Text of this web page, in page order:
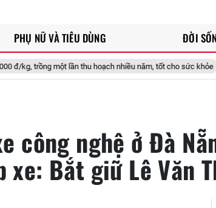
thu hoạch nhiều năm, tốt cho sức khỏe Về già
PHỤ NỮ VÀ TIÊU DÙNG ĐỜI
công nghệ ở Đà
xe: Bắt giữ Lê Văn